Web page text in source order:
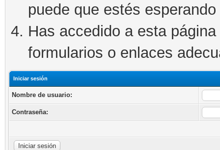
puede que estés
Has accedido a esta
formularios o enlaces
Iniciar sesión
Nombre de usuario:
Contraseña: